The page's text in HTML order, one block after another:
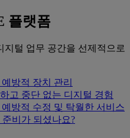
플랫폼
털 업무 공간을 선제적으로
방적 장치 관리
고 중단 없는 디지털 경험
예방적 수정 및 탁월한 서비스
준비가 되셨나요?